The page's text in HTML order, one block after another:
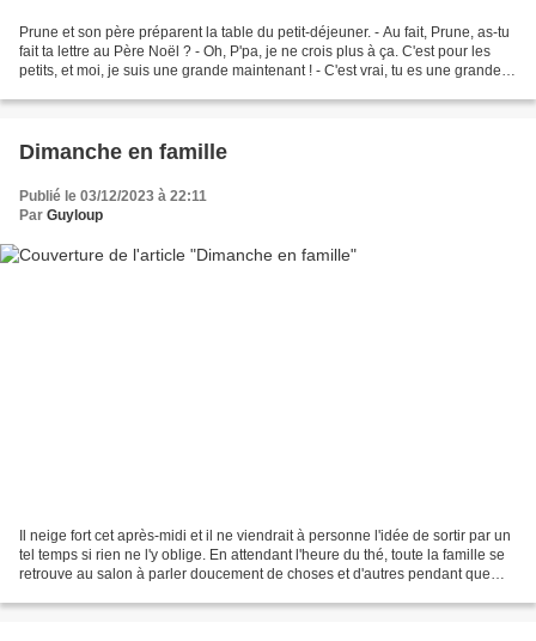
Prune et son père préparent la table du petit-déjeuner. - Au fait, Prune, as-tu
fait ta lettre au Père Noël ? - Oh, P'pa, je ne crois plus à ça. C'est pour les
petits, et moi, je suis une grande maintenant ! - C'est vrai, tu es une grande
Dimanche en famille
Publié le 03/12/2023 à 22:11
Par Guyloup
Il neige fort cet après-midi et il ne viendrait à personne l'idée de sortir par un
tel temps si rien ne l'y oblige. En attendant l'heure du thé, toute la famille se
retrouve au salon à parler doucement de choses et d'autres pendant que